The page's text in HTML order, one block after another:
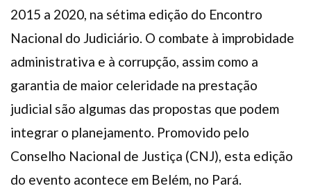
2015 a 2020, na sétima edição do Encontro
Nacional do Judiciário. O combate à improbidade
administrativa e à corrupção, assim como a
garantia de maior celeridade na prestação
judicial são algumas das propostas que podem
integrar o planejamento. Promovido pelo
Conselho Nacional de Justiça (CNJ), esta edição
do evento acontece em Belém, no Pará.
Assistência Funeral
Pós-graduação
FacebookInstagramTwitter YoutubeTikTok Whatsapp